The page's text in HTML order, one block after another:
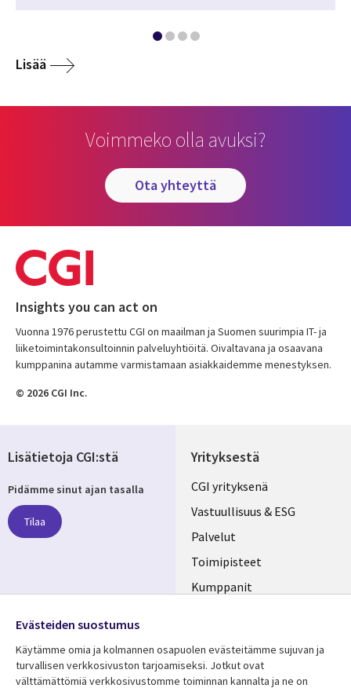
Lisää
Voimmeko olla avuksi?
ota yhteyttä
Insights you can act on
Vuonna 1976 perustettu CGI on maailman ja Suomen suurimpia IT- ja
liiketoimintakonsultoinnin palveluyhtiöitä. Oivaltavana ja osaavana
kumppanina autamme varmistamaan asiakkaidemme menestyksen.
© 2026 CGI Inc.
Yrityksestä
Useful
links
FINLAND
CGI yrityksenä
Vastuullisuus & ESG
Palvelut
Toimipisteet
Kumppanit
Lisätietoja CGI:stä
Pidämme sinut ajan tasalla
Tilaa
Media
FINLAND
Evästeiden suostumus
Käytämme omia ja kolmannen osapuolen evästeitämme sujuvan ja
turvallisen verkkosivuston tarjoamiseksi. Jotkut ovat
välttämättömiä verkkosivustomme toiminnan kannalta ja ne on